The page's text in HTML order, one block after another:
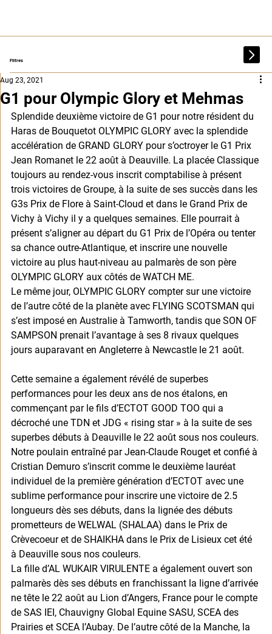
Filtres
G1 pour Olympic Glory et Mehmas
Aug 23, 2021
Splendide deuxième victoire de G1 pour notre résident du
Haras de Bouquetot OLYMPIC GLORY avec la splendide
accélération de GRAND GLORY pour s’octroyer le G1 Prix
Jean Romanet le 22 août à Deauville. La placée Classique
toujours au rendez-vous inscrit comptabilise à présent
trois victoires de Groupe, à la suite de ses succès dans les
G3s Prix de Flore à Saint-Cloud et dans le Grand Prix de
Vichy à Vichy il y a quelques semaines. Elle pourrait à
présent s’aligner au départ du G1 Prix de l’Opéra ou tenter
sa chance outre-Atlantique, et inscrire une nouvelle
victoire au plus haut-niveau au palmarès de son père
OLYMPIC GLORY aux côtés de WATCH ME.
Le même jour, OLYMPIC GLORY compter sur une victoire
de l’autre côté de la planète avec FLYING SCOTSMAN qui
s’est imposé en Australie à Tamworth, tandis que SON OF
SAMPSON prenait l’avantage à ses 8 rivaux quelques
jours auparavant en Angleterre à Newcastle le 21 août.
Cette semaine a également révélé de superbes
performances pour les deux ans de nos étalons, en
commençant par le fils d’ECTOT GOOD TOO qui a
décroché une TDN et JDG « rising star » à la suite de ses
superbes débuts à Deauville le 22 août sous nos couleurs.
Notre poulain entraîné par Jean-Claude Rouget et confié à
Cristian Demuro s’inscrit comme le deuxième lauréat
individuel de la première génération d’ECTOT avec une
sublime performance pour inscrire une victoire de 2.5
longueurs dès ses débuts, dans la lignée des débuts
prometteurs de WELWAL (SHALAA) dans le Prix de
Crèvecoeur et de SHAIKHA dans le Prix de Lisieux cet été
à Deauville sous nos couleurs.
La fille d’AL WUKAIR VIRULENTE a également ouvert son
palmarès dès ses débuts en franchissant la ligne d’arrivée
ne tête le 22 août au Lion d’Angers, France pour le compte
de SAS IEI, Chauvigny Global Equine SASU, SCEA des
Prairies et SCEA l’Aubay. De l’autre côté de la Manche, la